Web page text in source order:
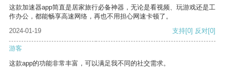
这款加速器app简直是居家旅行必备神器，无论是看视频、玩游戏还是工
作办公，都能畅享高速网络，再也不用担心网速卡顿了。
2024-01-19
支持[0] 反对[0]
游客
这款app的功能非常丰富，可以满足我不同的社交需求。